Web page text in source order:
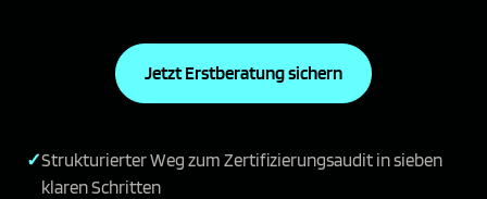
Jetzt Erstberatung sichern
Strukturierter Weg zum Zertifizierungsaudit in sieben
klaren Schritten